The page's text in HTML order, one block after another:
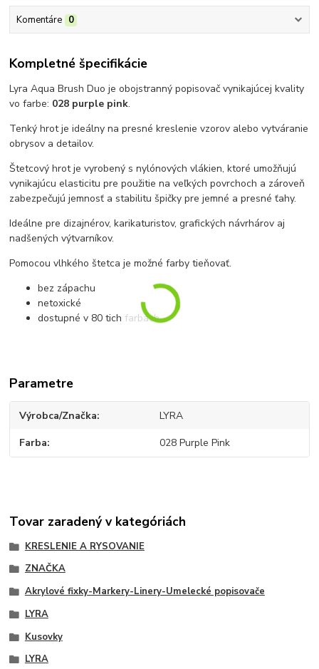
Komentáre 0
Kompletné špecifikácie
Lyra Aqua Brush Duo je obojstranný popisovač vynikajúcej kvality
vo farbe: 028 purple pink.
Tenký hrot je ideálny na presné kreslenie vzorov alebo vytváranie
obrysov a detailov.
Štetcový hrot je vyrobený s nylónových vlákien, ktoré umožňujú
vynikajúcu elasticitu pre použitie na veľkých povrchoch a zároveň
zabezpečujú jemnosť a stabilitu špičky pre jemné a presné ťahy.
Ideálne pre dizajnérov, karikaturistov, grafických návrhárov aj
nadšených výtvarníkov.
Pomocou vlhkého štetca je možné farby tieňovať.
bez zápachu
netoxické
dostupné v 80 tich farbách
Parametre
Výrobca/Značka LYRA
Farba 028 Purple Pink
Tovar zaradený v kategóriách
KRESLENIE A RYSOVANIE
ZNAČKA
Akrylové fixky-Markery-Linery-Umelecké popisovače
LYRA
Kusovky
LYRA